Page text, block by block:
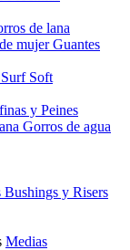
de lana
mujerGuantes
Soft
y Peines
Gorros de agua
Bushings y Risers
Medias